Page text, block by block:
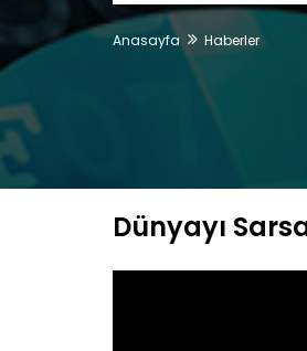
Anasayfa Haberler
Dünyayı